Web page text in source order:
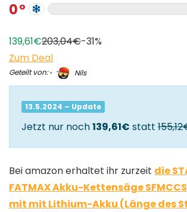
0
139,61€203,04€-31%
Zum Deal
Geteilt von: Nils
13.5.2024 – Update
Jetzt nur noch139,61€ statt
Bei amazon erhaltet ihr zurzeit die
FATMAX Akku-Kettensäge
mit mit Lithium-Akku (Länge des